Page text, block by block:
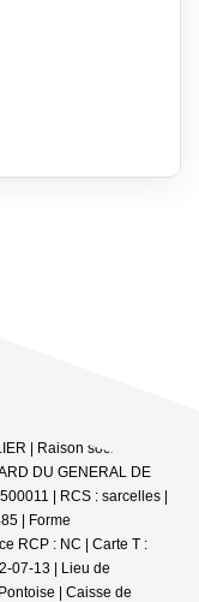
| Raison sociale : DS
DU GENERAL DE
| RCS : sarcelles |
| Forme
RCP : NC | Carte T :
07-13 | Lieu de
| Caisse de